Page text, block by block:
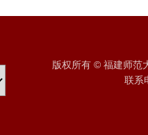
版权所有 © 福建师范
联系